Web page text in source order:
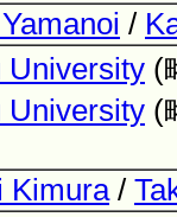
/
University (
University (
Kimura/